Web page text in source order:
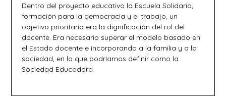
Dentro del proyecto educativo la Escuela Solidaria,
formación para la democracia y el trabajo, un
objetivo prioritario era la dignificación del rol del
docente. Era necesario superar el modelo basado en
el Estado docente e incorporando a la familia y a la
sociedad, en lo que podríamos definir como la
Sociedad Educadora.